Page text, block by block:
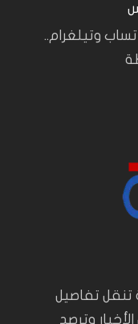
وتيلغرام..
تنقل تفاصيل
وترصد